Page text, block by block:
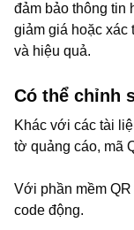
đảm bảo thông tin
giảm giá hoặc
và hiệu quả.
Có thể chỉnh
Khác với các tài
tờ quảng cáo, mã
Với phần mềm
code động.